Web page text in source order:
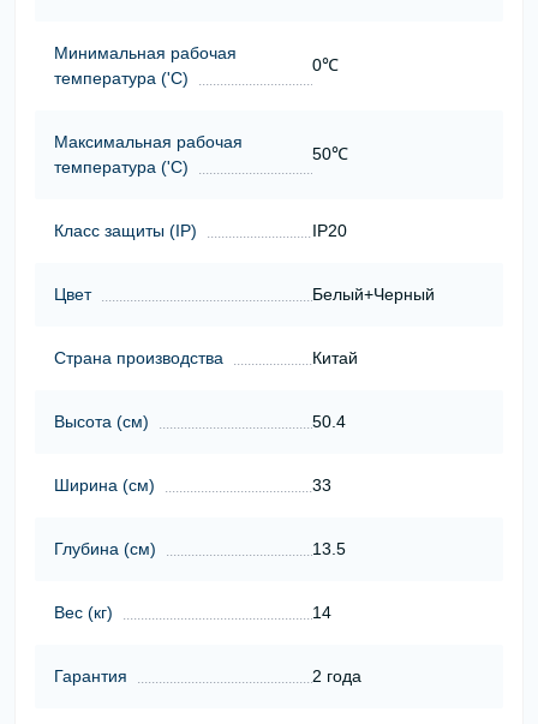
Минимальная рабочая
температура ('С)
0℃
Максимальная рабочая
температура ('С)
50℃
Класс защиты (ІР) IP20
Цвет Белый+Черный
Страна производства Китай
Высота (cм) 50.4
Ширина (cм) 33
Глубина (cм) 13.5
Вес (кг) 14
Гарантия 2 года